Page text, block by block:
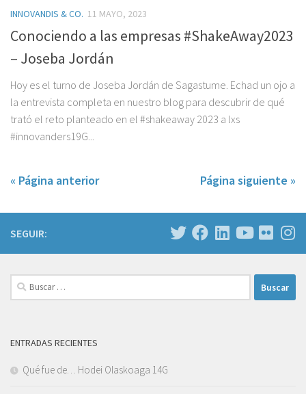
INNOVANDIS & CO. 11 MAYO, 2023
Conociendo a las empresas #ShakeAway2023
– Joseba Jordán
Hoy es el turno de Joseba Jordán de Sagastume. Echad un ojo a
la entrevista completa en nuestro blog para descubrir de qué
trató el reto planteado en el #shakeaway 2023 a lxs
#innovanders19G...
« Página anterior Página siguiente »
SEGUIR:
Buscar:
ENTRADAS RECIENTES
Qué fue de… Hodei Olaskoaga 14G